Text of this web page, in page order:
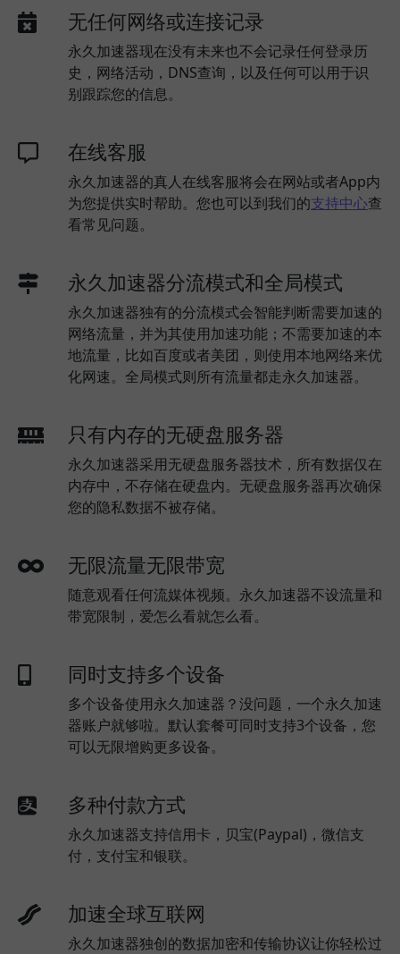
无任何网络或连接记录
永久加速器现在没有未来也不会记录任何登录历
史，网络活动，DNS查询，以及任何可以用于识
别跟踪您的信息。
在线客服
永久加速器的真人在线客服将会在网站或者App内
为您提供实时帮助。您也可以到我们的支持中心查
看常见问题。
永久加速器分流模式和全局模式
永久加速器独有的分流模式会智能判断需要加速的
网络流量，并为其使用加速功能；不需要加速的本
地流量，比如百度或者美团，则使用本地网络来优
化网速。全局模式则所有流量都走永久加速器。
只有内存的无硬盘服务器
永久加速器采用无硬盘服务器技术，所有数据仅在
内存中，不存储在硬盘内。无硬盘服务器再次确保
您的隐私数据不被存储。
无限流量无限带宽
随意观看任何流媒体视频。永久加速器不设流量和
带宽限制，爱怎么看就怎么看。
同时支持多个设备
多个设备使用永久加速器？没问题，一个永久加速
器账户就够啦。默认套餐可同时支持3个设备，您
可以无限增购更多设备。
多种付款方式
永久加速器支持信用卡，贝宝(Paypal)，微信支
付，支付宝和银联。
加速全球互联网
永久加速器独创的数据加密和传输协议让你轻松过